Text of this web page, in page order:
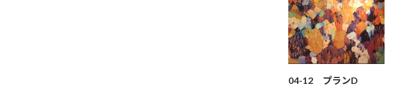
04-12 プランD